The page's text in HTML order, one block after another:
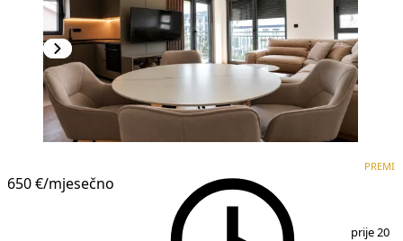
650 €/mjesečno
prije 20